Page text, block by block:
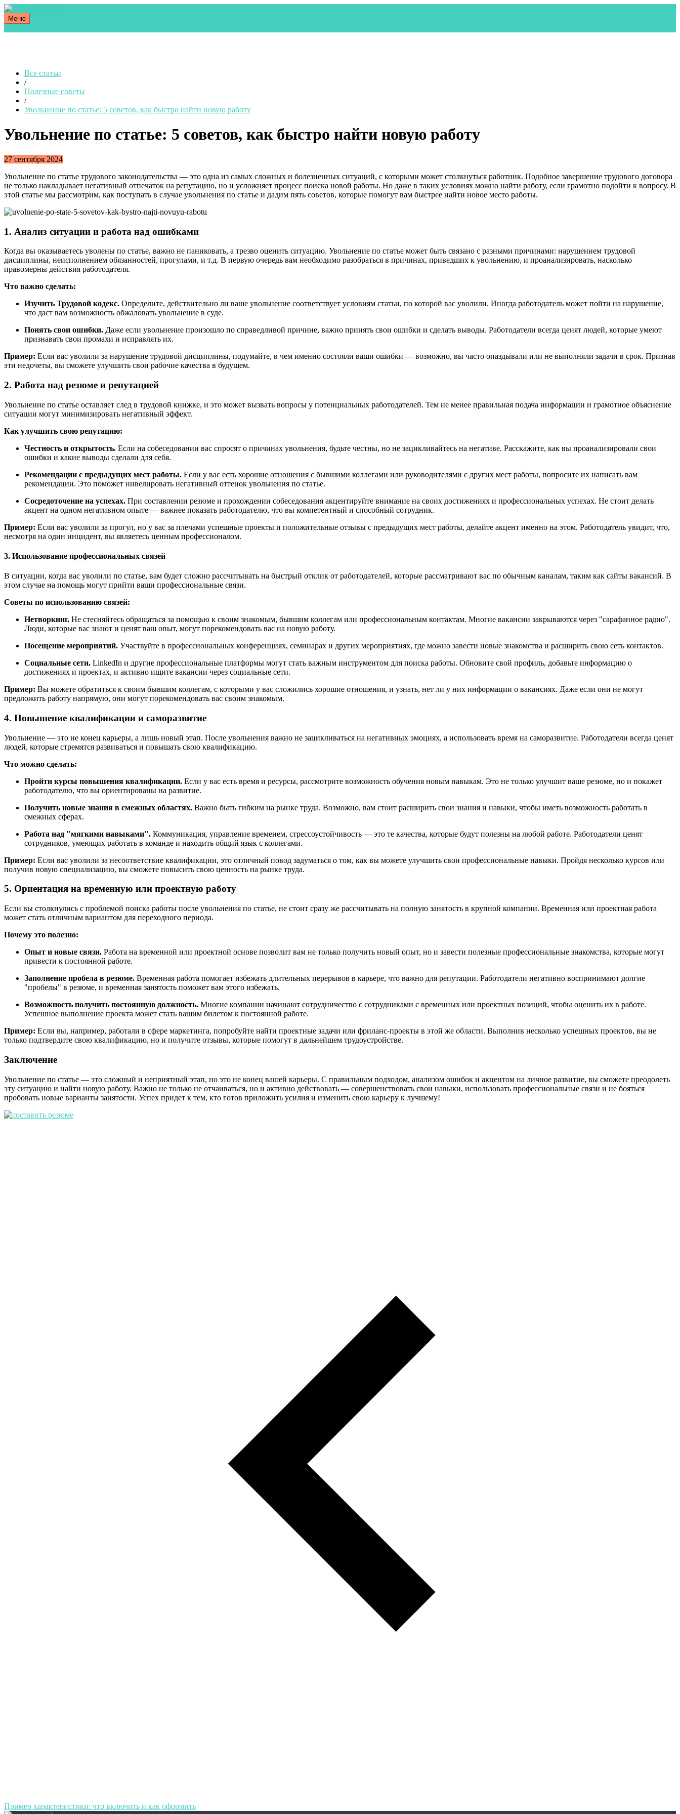
Меню
Все статьи
/
Полезные советы
/
Увольнение по статье: 5 советов, как быстро найти новую работу
Увольнение по статье: 5 советов, как быстро найти новую работу
27 сентября 2024
Увольнение по статье трудового законодательства — это одна из самых сложных и болезненных ситуаций, с которыми может столкнуться работник. Подобное завершение трудового договора
не только накладывает негативный отпечаток на репутацию, но и усложняет процесс поиска новой работы. Но даже в таких условиях можно найти работу, если грамотно подойти к вопросу. В
этой статье мы рассмотрим, как поступать в случае увольнения по статье и дадим пять советов, которые помогут вам быстрее найти новое место работы.
1. Анализ ситуации и работа над ошибками
Когда вы оказываетесь уволены по статье, важно не паниковать, а трезво оценить ситуацию. Увольнение по статье может быть связано с разными причинами: нарушением трудовой
дисциплины, неисполнением обязанностей, прогулами, и т.д. В первую очередь вам необходимо разобраться в причинах, приведших к увольнению, и проанализировать, насколько
правомерны действия работодателя.
Что важно сделать:
Изучить Трудовой кодекс. Определите, действительно ли ваше увольнение соответствует условиям статьи, по которой вас уволили. Иногда работодатель может пойти на нарушение,
что даст вам возможность обжаловать увольнение в суде.
Понять свои ошибки. Даже если увольнение произошло по справедливой причине, важно принять свои ошибки и сделать выводы. Работодатели всегда ценят людей, которые умеют
признавать свои промахи и исправлять их.
Пример: Если вас уволили за нарушение трудовой дисциплины, подумайте, в чем именно состояли ваши ошибки — возможно, вы часто опаздывали или не выполняли задачи в срок. Признав
эти недочеты, вы сможете улучшить свои рабочие качества в будущем.
2. Работа над резюме и репутацией
Увольнение по статье оставляет след в трудовой книжке, и это может вызвать вопросы у потенциальных работодателей. Тем не менее правильная подача информации и грамотное объяснение
ситуации могут минимизировать негативный эффект.
Как улучшить свою репутацию:
Честность и открытость. Если на собеседовании вас спросят о причинах увольнения, будьте честны, но не зацикливайтесь на негативе. Расскажите, как вы проанализировали свои
ошибки и какие выводы сделали для себя.
Рекомендации с предыдущих мест работы. Если у вас есть хорошие отношения с бывшими коллегами или руководителями с других мест работы, попросите их написать вам
рекомендации. Это поможет нивелировать негативный оттенок увольнения по статье.
Сосредоточение на успехах. При составлении резюме и прохождении собеседования акцентируйте внимание на своих достижениях и профессиональных успехах. Не стоит делать
акцент на одном негативном опыте — важнее показать работодателю, что вы компетентный и способный сотрудник.
Пример: Если вас уволили за прогул, но у вас за плечами успешные проекты и положительные отзывы с предыдущих мест работы, делайте акцент именно на этом. Работодатель увидит, что,
несмотря на один инцидент, вы являетесь ценным профессионалом.
3. Использование профессиональных связей
В ситуации, когда вас уволили по статье, вам будет сложно рассчитывать на быстрый отклик от работодателей, которые рассматривают вас по обычным каналам, таким как сайты вакансий. В
этом случае на помощь могут прийти ваши профессиональные связи.
Советы по использованию связей:
Нетворкинг. Не стесняйтесь обращаться за помощью к своим знакомым, бывшим коллегам или профессиональным контактам. Многие вакансии закрываются через "сарафанное радио".
Люди, которые вас знают и ценят ваш опыт, могут порекомендовать вас на новую работу.
Посещение мероприятий. Участвуйте в профессиональных конференциях, семинарах и других мероприятиях, где можно завести новые знакомства и расширить свою сеть контактов.
Социальные сети. LinkedIn и другие профессиональные платформы могут стать важным инструментом для поиска работы. Обновите свой профиль, добавьте информацию о
достижениях и проектах, и активно ищите вакансии через социальные сети.
Пример: Вы можете обратиться к своим бывшим коллегам, с которыми у вас сложились хорошие отношения, и узнать, нет ли у них информации о вакансиях. Даже если они не могут
предложить работу напрямую, они могут порекомендовать вас своим знакомым.
4. Повышение квалификации и саморазвитие
Увольнение — это не конец карьеры, а лишь новый этап. После увольнения важно не зацикливаться на негативных эмоциях, а использовать время на саморазвитие. Работодатели всегда ценят
людей, которые стремятся развиваться и повышать свою квалификацию.
Что можно сделать:
Пройти курсы повышения квалификации. Если у вас есть время и ресурсы, рассмотрите возможность обучения новым навыкам. Это не только улучшит ваше резюме, но и покажет
работодателю, что вы ориентированы на развитие.
Получить новые знания в смежных областях. Важно быть гибким на рынке труда. Возможно, вам стоит расширить свои знания и навыки, чтобы иметь возможность работать в
смежных сферах.
Работа над "мягкими навыками". Коммуникация, управление временем, стрессоустойчивость — это те качества, которые будут полезны на любой работе. Работодатели ценят
сотрудников, умеющих работать в команде и находить общий язык с коллегами.
Пример: Если вас уволили за несоответствие квалификации, это отличный повод задуматься о том, как вы можете улучшить свои профессиональные навыки. Пройдя несколько курсов или
получив новую специализацию, вы сможете повысить свою ценность на рынке труда.
5. Ориентация на временную или проектную работу
Если вы столкнулись с проблемой поиска работы после увольнения по статье, не стоит сразу же рассчитывать на полную занятость в крупной компании. Временная или проектная работа
может стать отличным вариантом для переходного периода.
Почему это полезно:
Опыт и новые связи. Работа на временной или проектной основе позволит вам не только получить новый опыт, но и завести полезные профессиональные знакомства, которые могут
привести к постоянной работе.
Заполнение пробела в резюме. Временная работа помогает избежать длительных перерывов в карьере, что важно для репутации. Работодатели негативно воспринимают долгие
"пробелы" в резюме, и временная занятость поможет вам этого избежать.
Возможность получить постоянную должность. Многие компании начинают сотрудничество с сотрудниками с временных или проектных позиций, чтобы оценить их в работе.
Успешное выполнение проекта может стать вашим билетом к постоянной работе.
Пример: Если вы, например, работали в сфере маркетинга, попробуйте найти проектные задачи или фриланс-проекты в этой же области. Выполнив несколько успешных проектов, вы не
только подтвердите свою квалификацию, но и получите отзывы, которые помогут в дальнейшем трудоустройстве.
Заключение
Увольнение по статье — это сложный и неприятный этап, но это не конец вашей карьеры. С правильным подходом, анализом ошибок и акцентом на личное развитие, вы сможете преодолеть
эту ситуацию и найти новую работу. Важно не только не отчаиваться, но и активно действовать — совершенствовать свои навыки, использовать профессиональные связи и не бояться
пробовать новые варианты занятости. Успех придет к тем, кто готов приложить усилия и изменить свою карьеру к лучшему!
Пример характеристики: что включить и как оформить